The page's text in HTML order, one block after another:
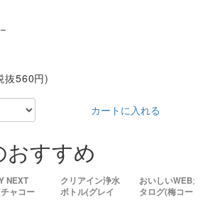
抜560円)
カートに入れる
すすめ
NEXT
ャコー
クリアイン浄水
ボトル(グレイ
おいしいWEBカ
タログ(梅コー